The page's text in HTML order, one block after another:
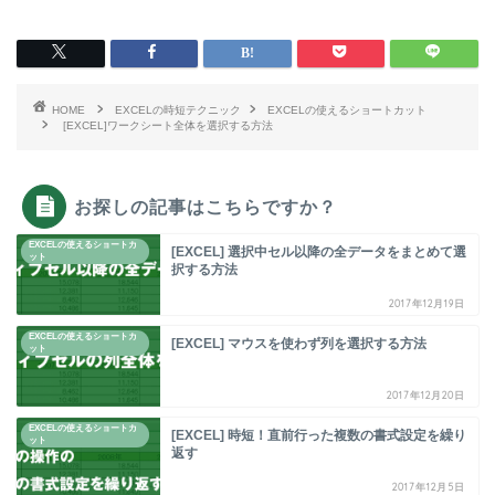
HOME EXCELの時短テクニック
EXCELの使えるショートカット
[EXCEL]ワークシート全体を選択する方法
お探しの記事はこちらですか？
EXCELの使えるショートカ
ット
[EXCEL] 選択中セル以降の全データをまとめて選
択する方法
2017年12月19日
EXCELの使えるショートカ
ット
[EXCEL] マウスを使わず列を選択する方法
2017年12月20日
EXCELの使えるショートカ
ット
[EXCEL] 時短！直前行った複数の書式設定を繰り
返す
2017年12月5日